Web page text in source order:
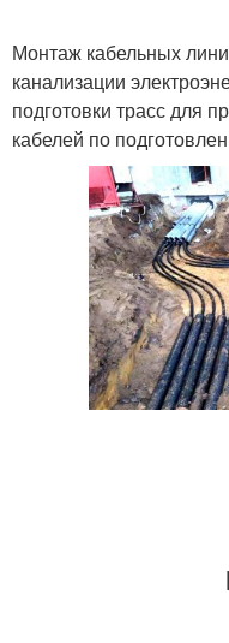
Прокладка в дом
Кабель с помощью
Кабель от
Монтаж кабельных
канализации
подготовки трасс для
кабелей по